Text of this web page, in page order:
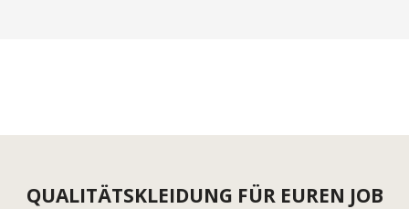
QUALITÄTSKLEIDUNG FÜR EUREN JOB